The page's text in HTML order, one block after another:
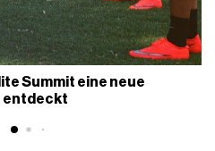
Summit eine neue
entdeckt